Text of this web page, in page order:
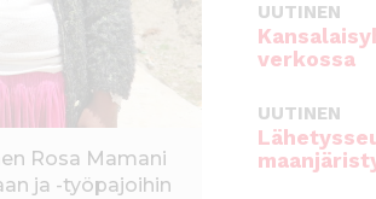
Rosa Mamani
ja -työpajoihin
UUTINEN
verkossa
UUTINEN